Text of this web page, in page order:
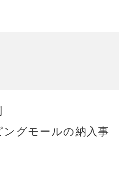
広報誌）
ス
ングモール
グモールの納入事